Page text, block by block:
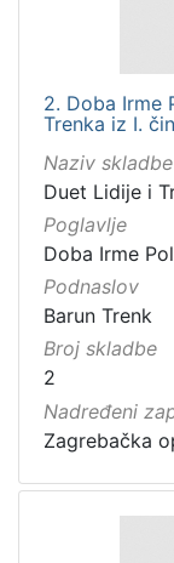
2. Doba Irme
Trenka iz I.
Naziv skladbe
Duet Lidije i
Poglavlje
Doba Irme
Podnaslov
Barun Trenk
Broj skladbe
2
Nadređeni
Zagrebačka